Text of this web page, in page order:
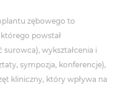
zębowego to
powstał
wykształcenia i
sympozja, konferencje),
kliniczny, który wpływa na